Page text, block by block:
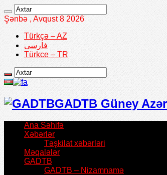
Şənbə , Avqust 8 2026
Türkçə – AZ
فارسی
Türkce – TR
GADTB Güney
Ana Səhifə
Xəbərlər
Təşkilat xəbərləri
Məqalələr
GADTB
GADTB – Nizamnamə